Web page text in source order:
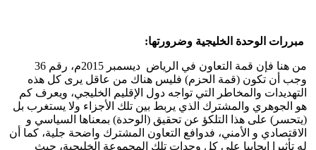
مبررات الوحدة الخليجية وضرورتها:
من هنا فإن قمة التعاون في الرياض ديسمبر 2015م، رقم 36
وجب أن تكون (قمة الحزم) فليس هناك من عاقل يرى كل هذه
التهديدات والمخاطر التي تواجه دول الإقليم الخليجي، ويعرف كم
هو الجوهري والمشترك الذي يربط بين تلك الأجزاء ولا يستغرب بل
(يتحسر) على هذا التلكؤ عن تحقيق (الوحدة) بمعناها السياسي و
الاقتصادي و الأمني، فدوافع التعاون المشترك واضحة جلية، كما أن
له تأثيرا ايجابيا على كل وحدات تلك المجموعة الخليجية، حيث